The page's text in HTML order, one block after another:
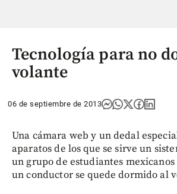
Tecnología para no
volante
06 de septiembre de 2013
Una cámara web y un dedal
aparatos de los que se sirve un
un grupo de estudiantes
un conductor se quede dormido al